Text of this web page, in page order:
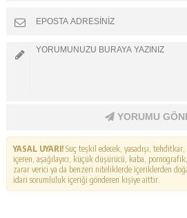
YORUMU
YASAL UYARI!Suç teşkil edecek, yasadışı,
içeren, aşağılayıcı, küçük düşürücü, kaba,
zarar verici ya da benzeri niteliklerde içeriklerden
idari sorumluluk içeriği gönderen kişiye aittir.